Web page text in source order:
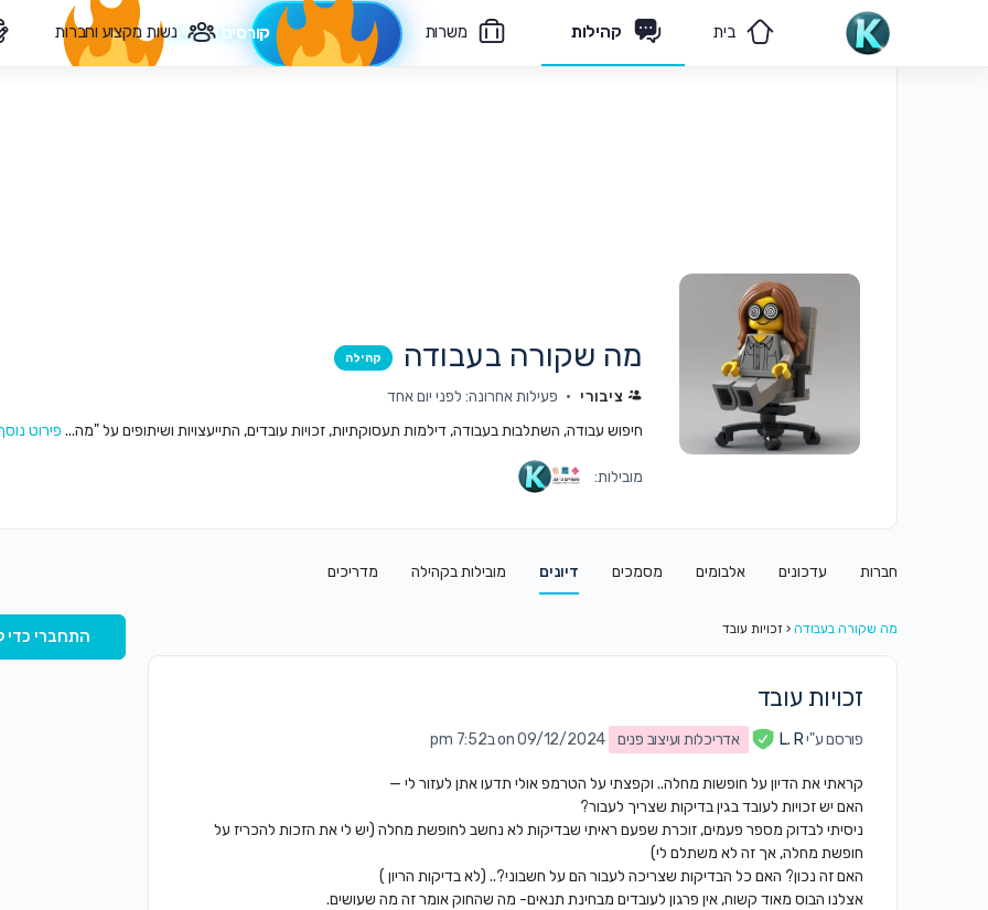
בית קהילות משרות קורסים חדשיםנשות מקצוע וחברות
מה שקורה בעבודה קהילה
ציבורי
פעילות אחרונה: לפני יום אחד
חיפוש עבודה, השתלבות בעבודה, דילמות תעסוקתיות, זכויות עובדים, התייעצויות ושיתופים על "מה... פירוט
מובילות:
חברות עדכונים אלבומים מסמכים דיונים מובילות בקהילה מדריכים
מה שקורה בעבודה ‹ זכויות עובד
זכויות עובד
פורסם ע"יL. R אדריכלות ועיצוב פנים on 09/12/2024 ב7:52 pm
קראתי את הדיון על חופשות מחלה.. וקפצתי על הטרמפ אולי תדעו אתן לעזור לי —
האם יש זכויות לעובד בגין בדיקות שצריך לעבור?
ניסיתי לבדוק מספר פעמים, זוכרת שפעם ראיתי שבדיקות לא נחשב לחופשת מחלה (יש לי את הזכות להכריז על
חופשת מחלה, אך זה לא משתלם לי)
האם זה נכון? האם כל הבדיקות שצריכה לעבור הם על חשבוני?.. (לא בדיקות הריון )
אצלנו הבוס מאוד קשוח, אין פרגון לעובדים מבחינת תנאים- מה שהחוק אומר זה מה שעושים.
התחברי כדי